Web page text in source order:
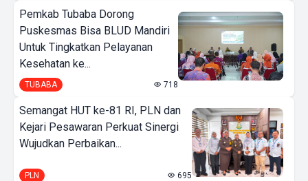
Pemkab Tubaba Dorong
Puskesmas Bisa BLUD Mandiri
Untuk Tingkatkan Pelayanan
Kesehatan ke...
TUBABA 718
Semangat HUT ke-81 RI, PLN dan
Kejari Pesawaran Perkuat Sinergi
Wujudkan Perbaikan...
PLN 695